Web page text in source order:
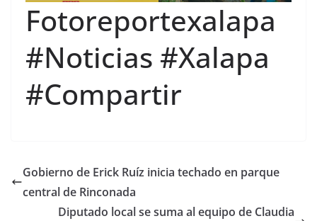
Fotoreportexalapa
#Noticias #Xalapa
#Compartir
Gobierno de Erick Ruíz inicia techado en parque
central de Rinconada
Diputado local se suma al equipo de Claudia